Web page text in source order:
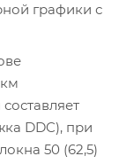
графики с
DDC), при
50 (62,5)